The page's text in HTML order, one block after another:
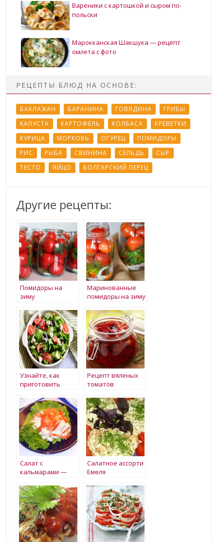
Вареники с картошкой и сыром по-
польски
Марокканская Шакшука — рецепт
омлета с фото
РЕЦЕПТЫ БЛЮД НА ОСНОВЕ:
БАКЛАЖАН БАРАНИНА ГОВЯДИНА
ГРИБЫ
КАПУСТА
КАРТОФЕЛЬ КОЛБАСА
КРЕВЕТКИ
КУРИЦА
МОРКОВЬ ОГУРЕЦ
ПОМИДОРЫ
РИС
РЫБА СВИНИНА СЕЛЬДЬ
СЫР
ТЕСТО
ЯЙЦО БОЛГАРСКИЙ ПЕРЕЦ
Другие рецепты:
Помидоры на
зиму
Маринованные
помидоры на зиму
Узнайте, как
приготовить
Рецепт вяленых
томатов
Салат с
кальмарами —
слобода
Салатное ассорти
Емеля